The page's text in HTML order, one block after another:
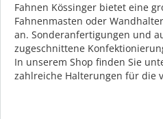
Fahnen Kössinger bietet eine
Fahnenmasten oder
an. Sonderanfertigungen und
zugeschnittene
In unserem Shop finden Sie
zahlreiche Halterungen für die